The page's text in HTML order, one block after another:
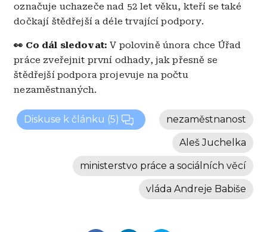
označuje uchazeče nad 52 let věku, kteří se také
dočkají štědřejší a déle trvající podpory.
👀 Co dál sledovat: V polovině února chce Úřad
práce zveřejnit první odhady, jak přesně se
štědřejší podpora projevuje na počtu
nezaměstnaných.
Diskuse k článku (5) nezaměstnanost
Aleš Juchelka
ministerstvo práce a sociálních věcí
vláda Andreje Babiše